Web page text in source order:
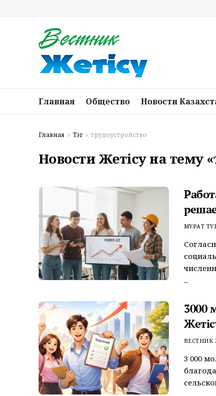
Главная Общество Новости
Главная Тэг трудоустройство
Новости Жетісу на тему
МУРАТ
...
3000
ВЕСТНИК
3 000